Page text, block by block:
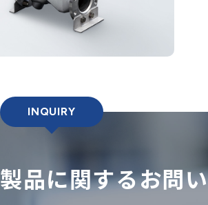
INQUIRY
製品に関するお問